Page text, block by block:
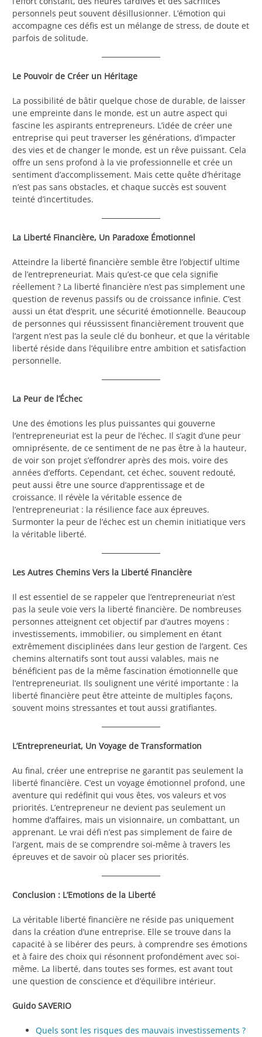
personnels peut souvent désillusionner. L’émotion qui
accompagne ces défis est un mélange de stress, de doute et
parfois de solitude.
Le Pouvoir de Créer un Héritage
La possibilité de bâtir quelque chose de durable, de laisser
une empreinte dans le monde, est un autre aspect qui
fascine les aspirants entrepreneurs. L’idée de créer une
entreprise qui peut traverser les générations, d’impacter
des vies et de changer le monde, est un rêve puissant. Cela
offre un sens profond à la vie professionnelle et crée un
sentiment d’accomplissement. Mais cette quête d’héritage
n’est pas sans obstacles, et chaque succès est souvent
teinté d’incertitudes.
La Liberté Financière, Un Paradoxe Émotionnel
Atteindre la liberté financière semble être l’objectif ultime
de l’entrepreneuriat. Mais qu’est-ce que cela signifie
réellement ? La liberté financière n’est pas simplement une
question de revenus passifs ou de croissance infinie. C’est
aussi un état d’esprit, une sécurité émotionnelle. Beaucoup
de personnes qui réussissent financièrement trouvent que
l’argent n’est pas la seule clé du bonheur, et que la véritable
liberté réside dans l’équilibre entre ambition et satisfaction
personnelle.
La Peur de l’Échec
Une des émotions les plus puissantes qui gouverne
l’entrepreneuriat est la peur de l’échec. Il s’agit d’une peur
omniprésente, de ce sentiment de ne pas être à la hauteur,
de voir son projet s’effondrer après des mois, voire des
années d’efforts. Cependant, cet échec, souvent redouté,
peut aussi être une source d’apprentissage et de
croissance. Il révèle la véritable essence de
l’entrepreneuriat : la résilience face aux épreuves.
Surmonter la peur de l’échec est un chemin initiatique vers
la véritable liberté.
Les Autres Chemins Vers la Liberté Financière
Il est essentiel de se rappeler que l’entrepreneuriat n’est
pas la seule voie vers la liberté financière. De nombreuses
personnes atteignent cet objectif par d’autres moyens :
investissements, immobilier, ou simplement en étant
extrêmement disciplinées dans leur gestion de l’argent. Ces
chemins alternatifs sont tout aussi valables, mais ne
bénéficient pas de la même fascination émotionnelle que
l’entrepreneuriat. Ils soulignent une vérité importante : la
liberté financière peut être atteinte de multiples façons,
souvent moins stressantes et tout aussi gratifiantes.
L’Entrepreneuriat, Un Voyage de Transformation
Au final, créer une entreprise ne garantit pas seulement la
liberté financière. C’est un voyage émotionnel profond, une
aventure qui redéfinit qui vous êtes, vos valeurs et vos
priorités. L’entrepreneur ne devient pas seulement un
homme d’affaires, mais un visionnaire, un combattant, un
apprenant. Le vrai défi n’est pas simplement de faire de
l’argent, mais de se comprendre soi-même à travers les
épreuves et de savoir où placer ses priorités.
Conclusion : L’Emotions de la Liberté
La véritable liberté financière ne réside pas uniquement
dans la création d’une entreprise. Elle se trouve dans la
capacité à se libérer des peurs, à comprendre ses émotions
et à faire des choix qui résonnent profondément avec soi-
même. La liberté, dans toutes ses formes, est avant tout
une question de conscience et d’équilibre intérieur.
Guido SAVERIO
Quels sont les risques des mauvais investissements ?